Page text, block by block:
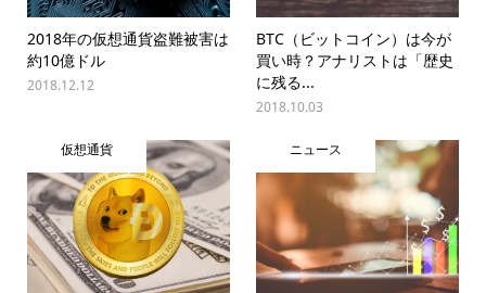
2018年の仮想通貨盗難被害は
約10億ドル
2018.12.12
BTC（ビットコイン）は今が
買い時？アナリストは「歴史
に残る...
2018.10.03
仮想通貨 ニュース